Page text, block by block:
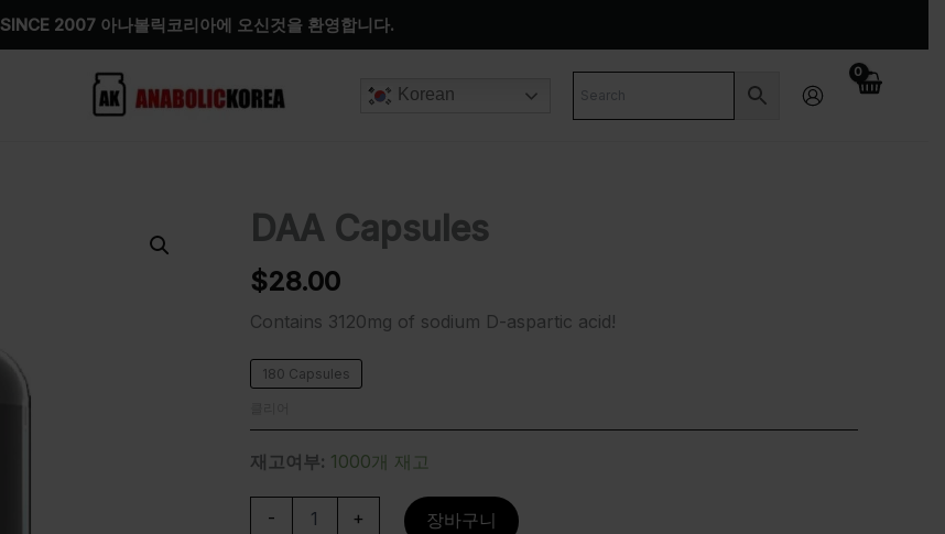
SINCE 2007 아나볼릭코리아에 오신것을 환영합니다.
Korean
DAA Capsules
$28.00
Contains 3120mg of sodium D-aspartic acid!
180 Capsules
재고여부: 1000개 재고
-
DAA
Capsules
량
+ 장바구니